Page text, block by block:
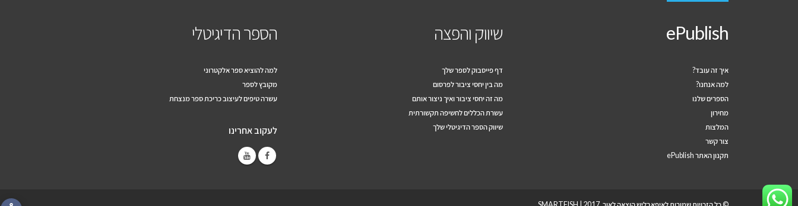
ePublish
איך זה עובד?
למה אנחנו?
הספרים שלנו
מחירון
המלצות
צור קשר
תקנון האתר ePublish
שיווק והפצה
דף פייסבוק לספר שלך
מה בין יחסי ציבור לפרסום
מה זה יחסי ציבור ואיך ניצור אותם
עשרת הכללים לחשיפה תקשורתית
שיווק הספר הדיגיטלי שלך
הספר הדיגיטלי
למה להוציא ספר אלקטרוני
מקובץ לספר
עשרה טיפים לעיצוב כריכת ספר מנצחת
לעקוב אחרינו